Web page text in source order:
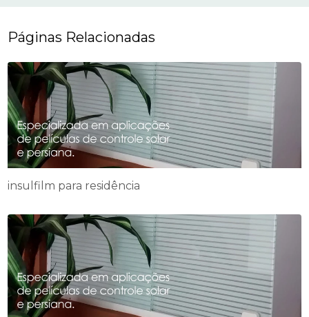
Páginas Relacionadas
insulfilm para residência